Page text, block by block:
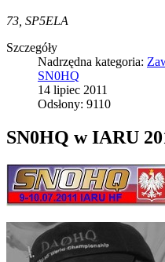
73, SP5ELA
Szczegóły
Nadrzędna kategoria:
SN0HQ
14 lipiec 2011
Odsłony: 9110
SN0HQ w IARU